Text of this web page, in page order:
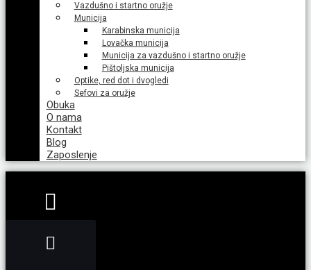
Vazdušno i startno oružje
Municija
Karabinska municija
Lovačka municija
Municija za vazdušno i startno oružje
Pištoljska municija
Optike, red dot i dvogledi
Sefovi za oružje
Obuka
O nama
Kontakt
Blog
Zaposlenje